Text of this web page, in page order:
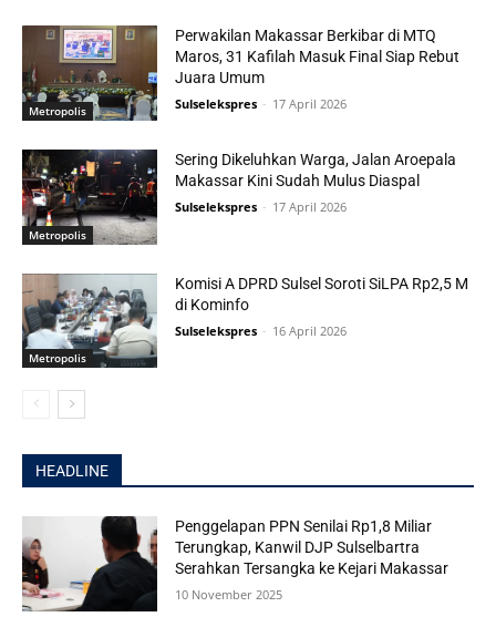
Metropolis
Perwakilan Makassar Berkibar di MTQ
Maros, 31 Kafilah Masuk Final Siap Rebut
Juara Umum
Sulselekspres - 17 April 2026
Metropolis
Sering Dikeluhkan Warga, Jalan Aroepala
Makassar Kini Sudah Mulus Diaspal
Sulselekspres - 17 April 2026
Metropolis
Komisi A DPRD Sulsel Soroti SiLPA Rp2,5 M
di Kominfo
Sulselekspres - 16 April 2026
HEADLINE
Penggelapan PPN Senilai Rp1,8 Miliar
Terungkap, Kanwil DJP Sulselbartra
Serahkan Tersangka ke Kejari Makassar
10 November 2025